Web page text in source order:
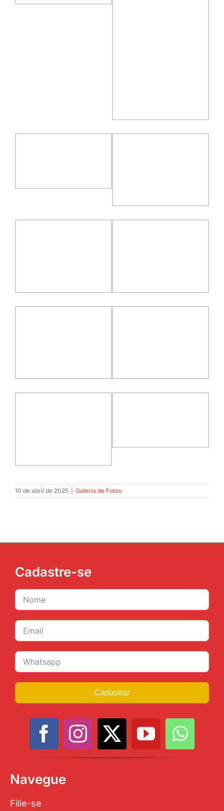
10 de abril de 2025 Galeria de Fotos
Cadastre-se
Cadastrar
Navegue
Filie-se